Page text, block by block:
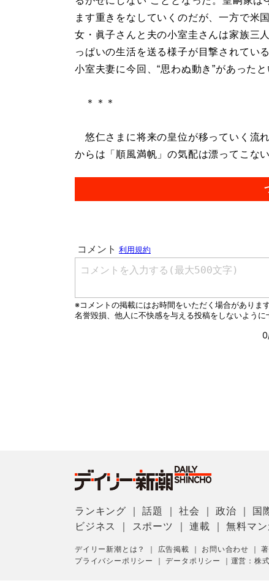
ます重きをなしていくのだが、一方で米
女・眞子さんと夫の小室圭さんは家族三
っぱいの生活を送る様子が目撃されてい
小室夫妻に今回、“思わぬ動き”があったと
＊＊＊
悠仁さまに将来の皇位が移っていく流
からは「順風満帆」の気配は漂ってこな
ランキング ｜話題 ｜社会 ｜政治 国
ビジネス
スポーツ ｜連載 ｜無料マ
デイリー新潮とは？ 広告掲載 お問い合わせ ｜
プライバシーポリシー
｜データポリシー 運営：株